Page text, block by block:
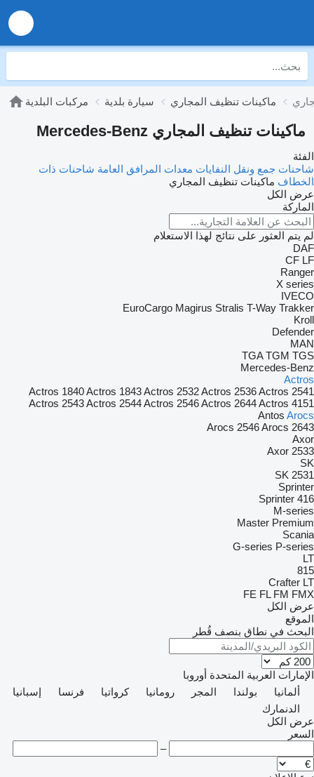
مركبات البلدية سيارة بلدية ماكينات تنظيف المجاري
ماكينات تنظيف المجاري Mercedes-Benz
الفئة
شاحنات جمع ونقل النفايات معدات المرافق العامة شاحنات ذات
الخطاف ماكينات تنظيف المجاري
عرض الكل
الماركة
لم يتم العثور على نتائج لهذا الاستعلام
DAF
CF LF
Ranger
X series
IVECO
EuroCargo Magirus Stralis T-Way Trakker
Kroll
Defender
MAN
TGA TGM TGS
Mercedes-Benz
Actros
Actros 1840Actros 1843Actros 2532Actros 2536Actros 2541
Actros 2543Actros 2544Actros 2546Actros 2644Actros 4151
Antos Arocs
Arocs 2546Arocs 2643
Axor
Axor 2533
SK
SK 2531
Sprinter
Sprinter 416
M-series
Master Premium
Scania
G-series P-series
LT
815
Crafter LT
FE FL FM FMX
عرض الكل
الموقع
البحث في نطاق بنصف قُطر
الإمارات العربية المتحدة أوروبا
ألمانيا
بولندا المجر رومانيا كرواتيا فرنسا
إسبانيا
الدنمارك
عرض الكل
السعر
–